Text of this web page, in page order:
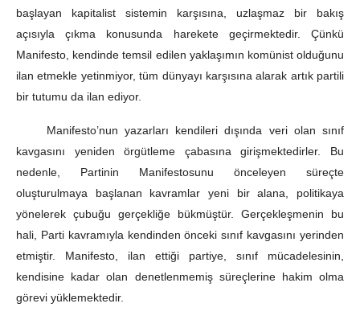
başlayan kapitalist sistemin karşısına, uzlaşmaz bir bakış
açısıyla çıkma konusunda harekete geçirmektedir. Çünkü
Manifesto, kendinde temsil edilen yaklaşımın komünist olduğunu
ilan etmekle yetinmiyor, tüm dünyayı karşısına alarak artık partili
bir tutumu da ilan ediyor.
Manifesto’nun yazarları kendileri dışında veri olan sınıf
kavgasını yeniden örgütleme çabasına girişmektedirler. Bu
nedenle, Partinin Manifestosunu önceleyen süreçte
oluşturulmaya başlanan kavramlar yeni bir alana, politikaya
yönelerek çubuğu gerçekliğe bükmüştür. Gerçekleşmenin bu
hali, Parti kavramıyla kendinden önceki sınıf kavgasını yerinden
etmiştir. Manifesto, ilan ettiği partiye, sınıf mücadelesinin,
kendisine kadar olan denetlenmemiş süreçlerine hakim olma
görevi yüklemektedir.